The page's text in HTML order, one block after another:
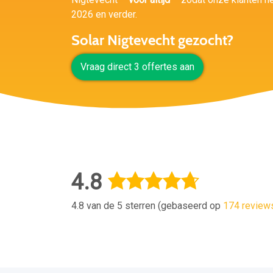
2026 en verder.
Solar Nigtevecht gezocht?
Vraag direct 3 offertes aan
4.8
4.8 van de 5 sterren (gebaseerd op 174